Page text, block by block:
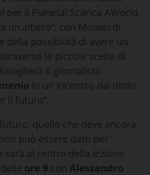
per il Pianeta! Scarica AWorld,
un albero”: con Monari di
della possibilità di avere un
le piccole scelte di
il giornalista
in un incontro dal titolo
il futuro”.
quello che deve ancora
può essere dato per
sarà al centro della lezione
ore 9 con Alessandro